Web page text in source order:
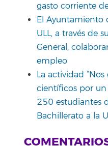
gasto corriente
El Ayuntamiento
ULL, a través de
General,
empleo
La actividad
científicos por un
250 estudiantes
Bachillerato a la